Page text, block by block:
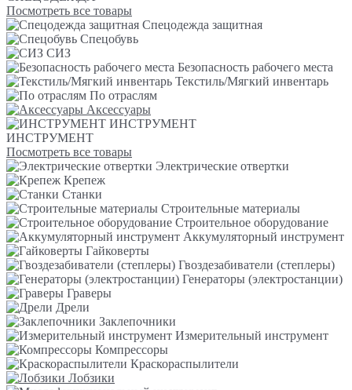
Посмотреть все товары
Спецодежда защитная
Спецобувь
СИЗ
Безопасность рабочего места
Текстиль/Мягкий инвентарь
По отраслям
Аксессуары
ИНСТРУМЕНТ
ИНСТРУМЕНТ
Посмотреть все товары
Электрические отвертки
Крепеж
Станки
Строительные материалы
Строительное оборудование
Аккумуляторный инструмент
Гайковерты
Гвоздезабиватели (степлеры)
Генераторы (электростанции)
Граверы
Дрели
Заклепочники
Измерительный инструмент
Компрессоры
Краскораспылители
Лобзики